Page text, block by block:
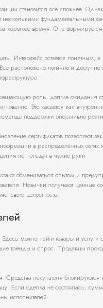
становится всё сложнее.
несколькими фундаментальными
короткое время. Она
Интерфейс остаётся понятным,
расположено логично и доступно
роль, долгие ожидания
Это касается как
поддержки оперативно
сертификатов позволяют
в распределённых сетях
не попадут в чужие руки.
обмениваться опытом и
Новички получают ценные
свою целостность.
можно найти товары и услуги
тренды и спрос. Продавцы
покупателя
Если сделка не состоялась,
исполнителей.